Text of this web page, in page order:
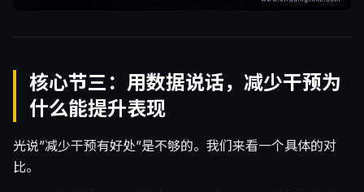
核心节三：用数据说话，减少干预为
什么能提升表现
光说”减少干预有好处”是不够的。我们来看一个具体的对
比。